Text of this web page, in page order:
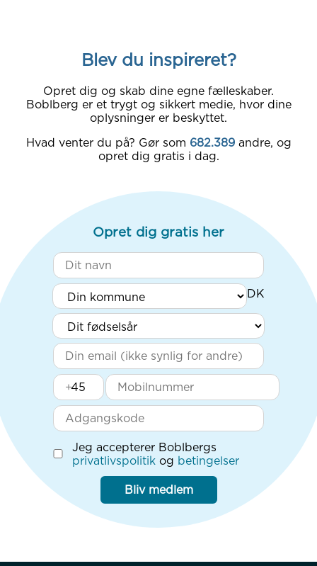
Blev du inspireret?
Opret dig og skab dine egne fælleskaber.
Boblberg er et trygt og sikkert medie, hvor dine
oplysninger er beskyttet.
Hvad venter du på? Gør som 682.389 andre, og
opret dig gratis i dag.
Opret dig gratis her
+
Jeg accepterer Boblbergs
privatlivspolitik og betingelser
Bliv medlem